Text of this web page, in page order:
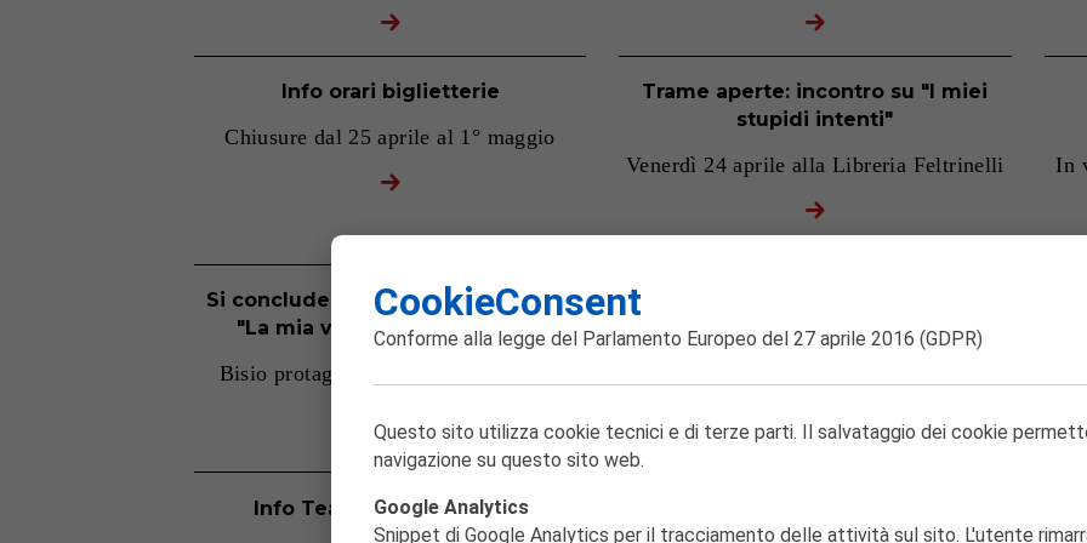
Info orari biglietterie
Chiusure dal 25 aprile al 1° maggio
Trame aperte: incontro su "I miei
stupidi intenti"
Venerdì 24 aprile alla Libreria Feltrinelli
In
Si conclude la trionfale tournée de
"La mia vita raccontata male"
Bisio protagonista all'Elfo Puccini di
"Il raggio bianco" approda a Milano
Presentazione del volume e candidatura ai
Info Teatro Eleonora Duse
operaio/a elettricista
CookieConsent
Conforme alla legge del Parlamento Europeo del 27 aprile 2016 (GDPR)
Questo sito utilizza cookie tecnici e di terze parti. Il salvataggio dei cookie
navigazione su questo sito web.
Google Analytics
Snippet di Google Analytics per il tracciamento delle attività sul sito. L'utente